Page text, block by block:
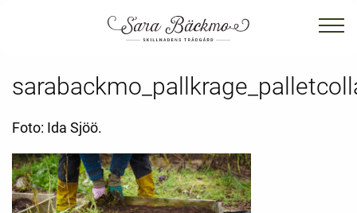
Foto: Ida Sjöö.